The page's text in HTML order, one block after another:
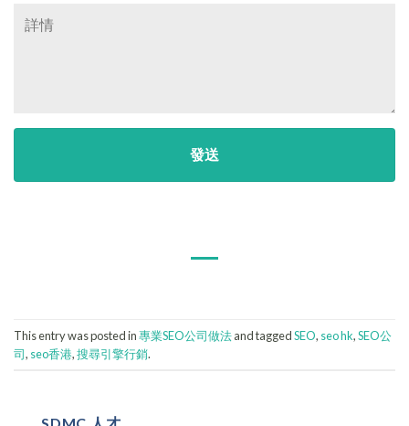
This entry was posted in專業SEO公司做法and taggedSEO, seo hk,SEO公
司, seo香港,搜尋引擎行銷.